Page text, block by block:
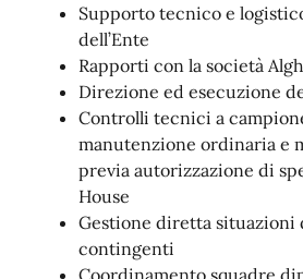
Supporto tecnico e
dell’Ente
Rapporti con la società
Direzione ed esecuzione
Controlli tecnici a
manutenzione ordinaria e
previa autorizzazione di
House
Gestione diretta situazioni
contingenti
Coordinamento squadre